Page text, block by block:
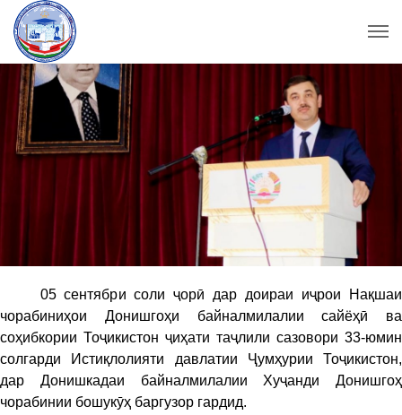
05 сентябри соли ҷорӣ дар доираи иҷрои Нақшаи
чорабиниҳои Донишгоҳи байналмилалии сайёҳӣ ва
соҳибкории Тоҷикистон ҷиҳати таҷлили сазовори 33-юмин
солгарди Истиқлолияти давлатии Ҷумҳурии Тоҷикистон,
дар Донишкадаи байналмилалии Хуҷанди Донишгоҳ
чорабинии бошукӯҳ баргузор гардид.